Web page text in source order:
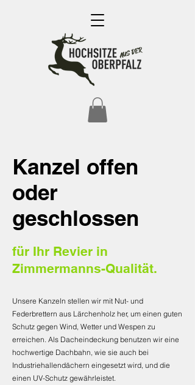
Kanzel offen
oder
geschlossen
für Ihr Revier in
Zimmermanns-Qualität.
Unsere Kanzeln stellen wir mit Nut- und
Federbrettern aus Lärchenholz her, um einen guten
Schutz gegen Wind, Wetter und Wespen zu
erreichen. Als Dacheindeckung benutzen wir eine
hochwertige Dachbahn, wie sie auch bei
Industriehallendächern eingesetzt wird, und die
einen UV-Schutz gewährleistet.